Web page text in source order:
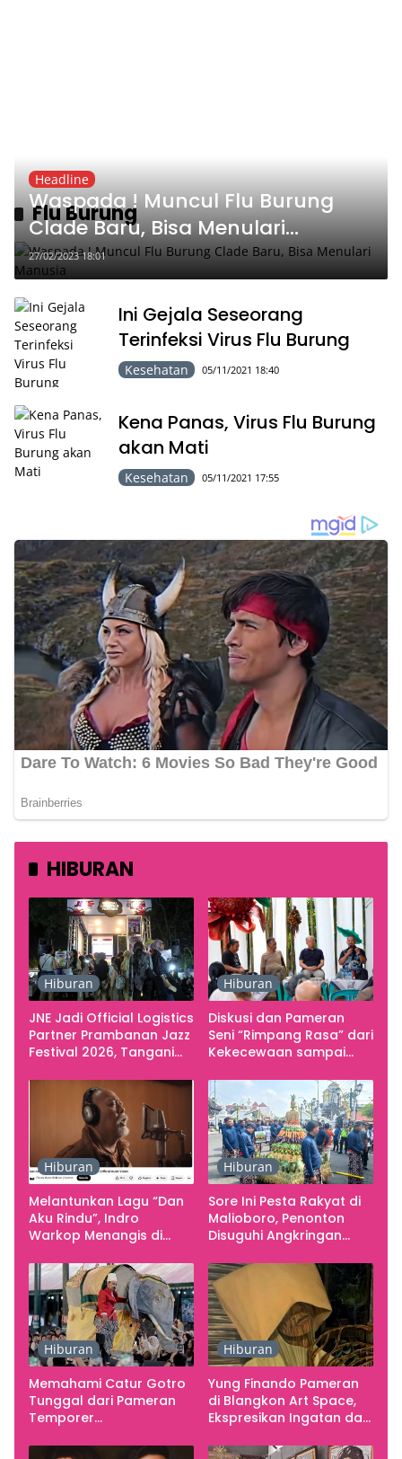
Flu Burung
Headline
Waspada ! Muncul Flu Burung
Clade Baru, Bisa Menulari
Manusia
27/02/2023 18:01
Ini Gejala Seseorang
Terinfeksi Virus Flu Burung
Kesehatan 05/11/2021 18:40
Kena Panas, Virus Flu Burung
akan Mati
Kesehatan 05/11/2021 17:55
HIBURAN
Hiburan
JNE Jadi Official Logistics
Partner Prambanan Jazz
Festival 2026, Tangani
Kebutuhan Konser
Hiburan
Diskusi dan Pameran
Seni “Rimpang Rasa” dari
Kekecewaan sampai
Yogyakarta sebagai
Pusat Pergerakan Seni
Rupa Indonesia
Hiburan
Melantunkan Lagu “Dan
Aku Rindu”, Indro
Warkop Menangis di
Hiburan
Sore Ini Pesta Rakyat di
Malioboro, Penonton
Disuguhi Angkringan
Hiburan
Memahami Catur Gotro
Tunggal dari Pameran
Temporer
Hiburan
Yung Finando Pameran
di Blangkon Art Space,
Ekspresikan Ingatan dan